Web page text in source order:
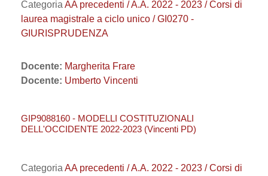
Categoria AA precedenti / A.A. 2022 - 2023 / Corsi di
laurea magistrale a ciclo unico / GI0270 -
GIURISPRUDENZA
Docente: Margherita Frare
Docente: Umberto Vincenti
GIP9088160 - MODELLI COSTITUZIONALI
DELL'OCCIDENTE 2022-2023 (Vincenti PD)
Categoria AA precedenti / A.A. 2022 - 2023 / Corsi di